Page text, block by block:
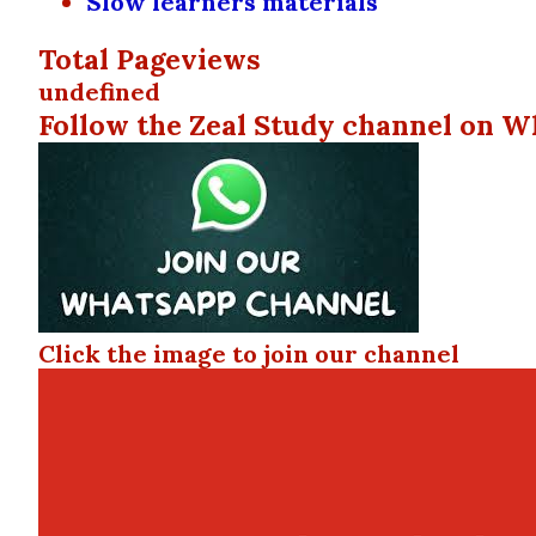
Total Pageviews
undefned
Follow the Zeal Study channel on
Click the image to join our channel